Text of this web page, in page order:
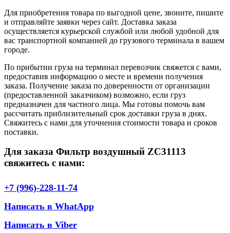
Для приобретения товара по выгодной цене, звоните, пишите
и отправляйте заявки через сайт. Доставка заказа
осуществляется курьерской службой или любой удобной для
вас транспортной компанией до грузового терминала в вашем
городе.
По прибытии груза на терминал перевозчик свяжется с вами,
предоставив информацию о месте и времени получения
заказа. Получение заказа по доверенности от организации
(предоставленной заказчиком) возможно, если груз
предназначен для частного лица. Мы готовы помочь вам
рассчитать приблизительный срок доставки груза в днях.
Свяжитесь с нами для уточнения стоимости товара и сроков
поставки.
Для заказа Фильтр воздушный ZC31113
свяжитесь с нами:
+7 (996)-228-11-74
Написать в WhatApp
Написать в Viber